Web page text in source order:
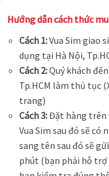
Hướng dẫn cách thức
Cách 1:Vua Sim giao
dụng tại Hà Nội,
Cách 2:Quý khách
Tp.HCM làm thủ tục
trang)
Cách 3:Đặt hàng trên
Vua Sim sau đó sẽ
sang tên sau đó sẽ
phút (bạn phải hỗ trợ